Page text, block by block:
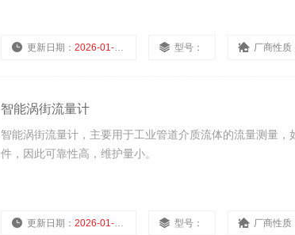
更新日期：2026-01-28 型号： 厂商性质
智能涡街流量计
智能涡街流量计，主要用于工业管道介质流体的流量测量
件，因此可靠性高，维护量小。
更新日期：2026-01-28 型号： 厂商性质